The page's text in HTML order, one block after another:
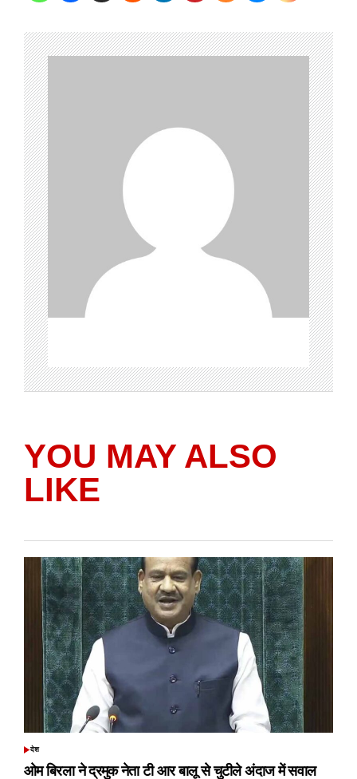
YOU MAY ALSO
LIKE
POSTED
देश
ओम बिरला ने द्रमुक नेता टी आर बालू से चुटीले अंदाज में सवाल